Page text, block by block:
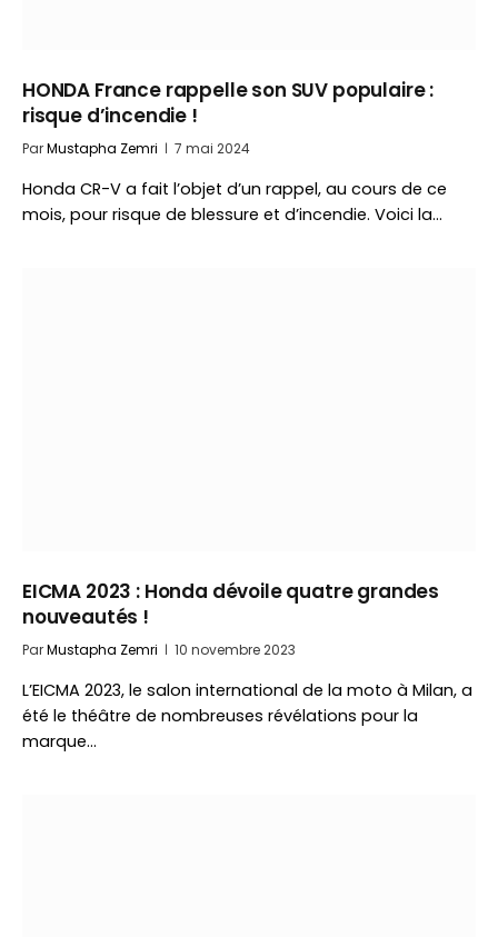
HONDA France rappelle son SUV populaire :
risque d’incendie !
ParMustapha Zemri 7 mai 2024
Honda CR-V a fait l’objet d’un rappel, au cours de ce
mois, pour risque de blessure et d’incendie. Voici la…
EICMA 2023 : Honda dévoile quatre grandes
nouveautés !
ParMustapha Zemri 10 novembre 2023
L’EICMA 2023, le salon international de la moto à Milan, a
été le théâtre de nombreuses révélations pour la
marque…